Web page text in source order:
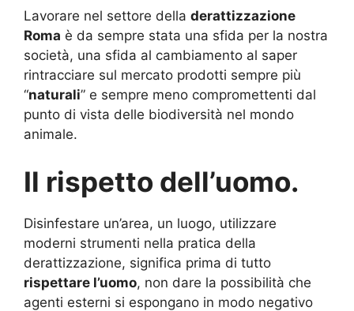
Lavorare nel settore della derattizzazione
Roma è da sempre stata una sfida per la nostra
società, una sfida al cambiamento al saper
rintracciare sul mercato prodotti sempre più
“naturali” e sempre meno compromettenti dal
punto di vista delle biodiversità nel mondo
animale.
Il rispetto dell’uomo.
Disinfestare un’area, un luogo, utilizzare
moderni strumenti nella pratica della
derattizzazione, significa prima di tutto
rispettare l’uomo, non dare la possibilità che
agenti esterni si espongano in modo negativo